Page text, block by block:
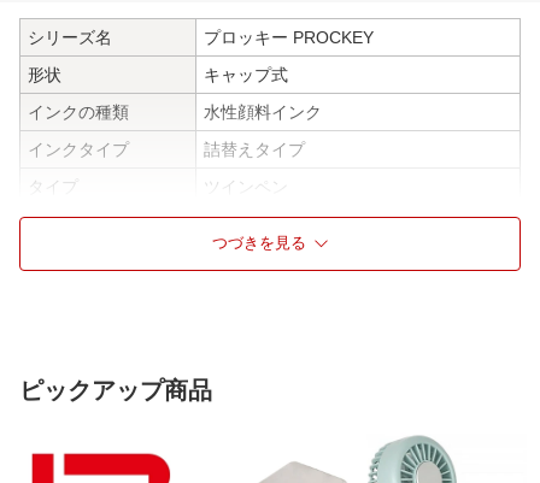
シリーズ名
プロッキー PROCKEY
形状
キャップ式
インクの種類
水性顔料インク
インクタイプ
詰替えタイプ
タイプ
ツインペン
仕様1
インク色[黒、紫、青、水色、緑、黄、
橙、ソフトピンク、赤、茶]
つづきを見る
ピックアップ商品